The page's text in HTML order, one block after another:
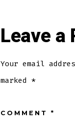
Leave a
Your email
marked *
COMMENT *